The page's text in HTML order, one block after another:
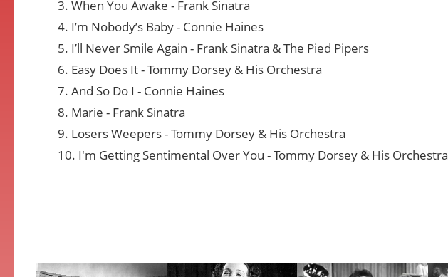
3. When You Awake - Frank Sinatra
4. I’m Nobody’s Baby - Connie Haines
5. I’ll Never Smile Again - Frank Sinatra & The Pied Pipers
6. Easy Does It - Tommy Dorsey & His Orchestra
7. And So Do I - Connie Haines
8. Marie - Frank Sinatra
9. Losers Weepers - Tommy Dorsey & His Orchestra
10. I'm Getting Sentimental Over You - Tommy Dorsey & His Orchestra